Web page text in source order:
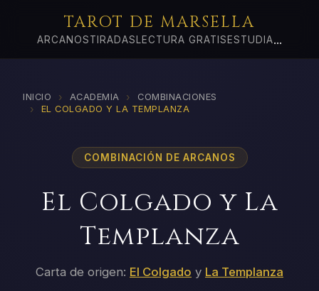
TAROT DE MARSELLA
ARCANOSTIRADAS LECTURA GRATIS ESTUDIA...
INICIO › ACADEMIA › COMBINACIONES
› EL COLGADO Y LA TEMPLANZA
COMBINACIÓN DE ARCANOS
El Colgado y La
Templanza
Carta de origen: El Colgado y La Templanza